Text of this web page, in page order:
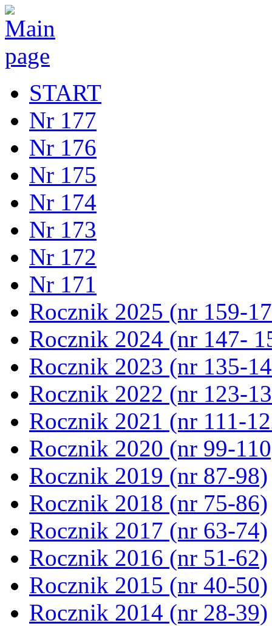
START
Nr 177
Nr 176
Nr 175
Nr 174
Nr 173
Nr 172
Nr 171
Rocznik 2025 (nr 159-
Rocznik 2024 (nr 147-
Rocznik 2023 (nr 135-
Rocznik 2022 (nr 123-
Rocznik 2021 (nr 111-
Rocznik 2020 (nr 99-
Rocznik 2019 (nr 87-98)
Rocznik 2018 (nr 75-86)
Rocznik 2017 (nr 63-74)
Rocznik 2016 (nr 51-62)
Rocznik 2015 (nr 40-50)
Rocznik 2014 (nr 28-39)